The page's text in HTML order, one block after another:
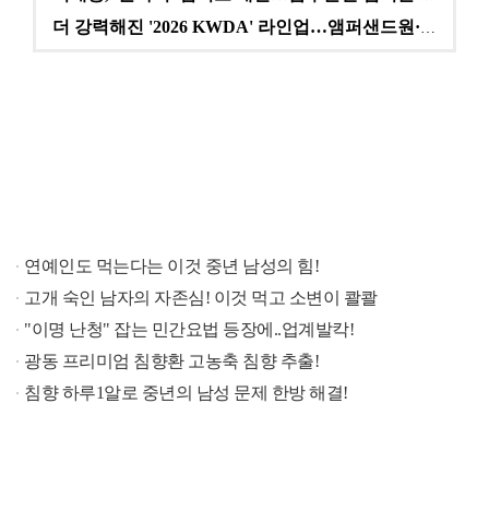
더 강력해진 '2026 KWDA' 라인업…앰퍼샌드원·나…